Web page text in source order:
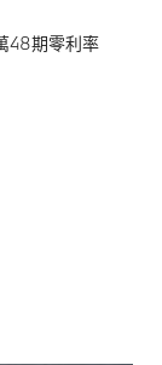
48期零利率